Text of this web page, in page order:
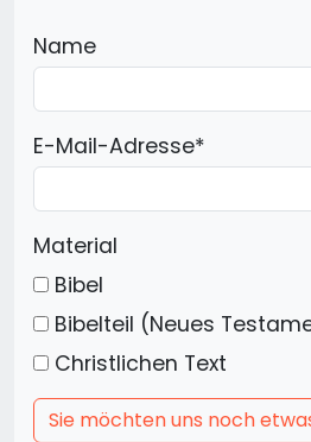
Name
E-Mail-Adresse*
Material
Bibel
Bibelteil (Neues
Christlichen Text
Sie möchten uns noch